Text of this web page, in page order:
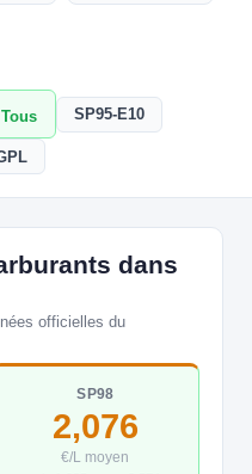
Tous SP95-E10
dans
officielles du
SP98
2,076
€/L moyen